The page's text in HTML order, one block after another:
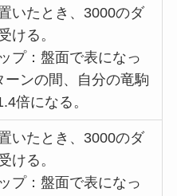
いたとき、3000のダ
ける。
プ：盤面で表になっ
ーンの間、自分の竜駒
倍になる。
いたとき、3000のダ
ける。
プ：盤面で表になっ